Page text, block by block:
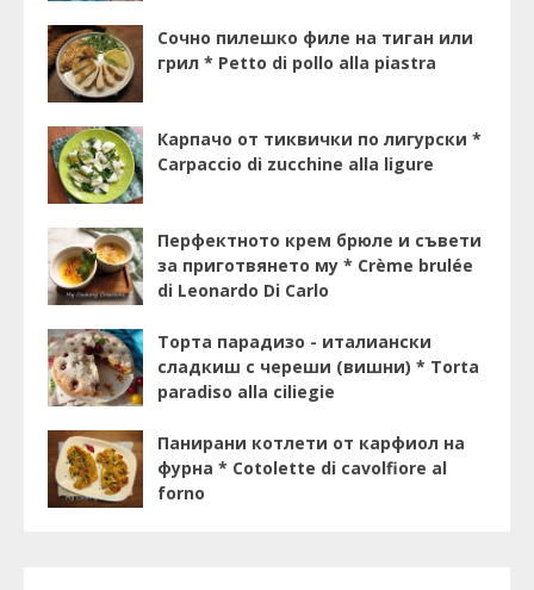
Сочно пилешко филе на тиган или
грил * Petto di pollo alla piastra
Карпачо от тиквички по лигурски *
Carpaccio di zucchine alla ligure
Перфектното крем брюле и съвети
за приготвянето му * Crème brulée
di Leonardo Di Carlo
Торта парадизо - италиански
сладкиш с череши (вишни) * Torta
paradiso alla ciliegie
Панирани котлети от карфиол на
фурна * Cotolette di cavolfiore al
forno